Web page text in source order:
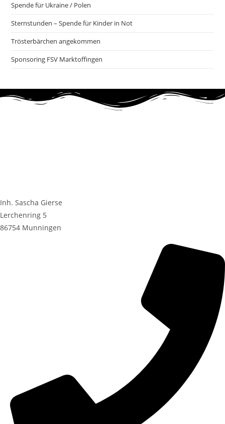
Spende für Ukraine / Polen
Sternstunden – Spende für Kinder in Not
Trösterbärchen angekommen
Sponsoring FSV Marktoffingen
Inh. Sascha Gierse
Lerchenring 5
86754 Munningen